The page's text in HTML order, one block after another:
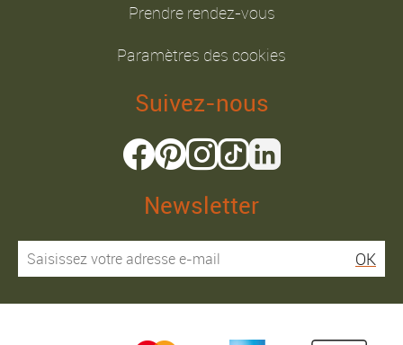
Prendre rendez-vous
Paramètres des cookies
Suivez-nous
Newsletter
OK